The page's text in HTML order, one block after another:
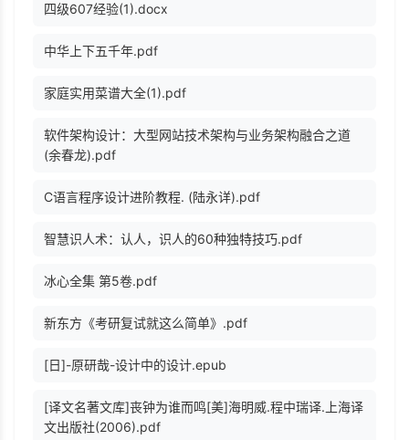
四级607经验(1).docx
中华上下五千年.pdf
家庭实用菜谱大全(1).pdf
软件架构设计：大型网站技术架构与业务架构融合之道
(余春龙).pdf
C语言程序设计进阶教程. (陆永详).pdf
智慧识人术：认人，识人的60种独特技巧.pdf
冰心全集 第5卷.pdf
新东方《考研复试就这么简单》.pdf
[日]-原研哉-设计中的设计.epub
[译文名著文库]丧钟为谁而鸣[美]海明威.程中瑞译.上海译
文出版社(2006).pdf